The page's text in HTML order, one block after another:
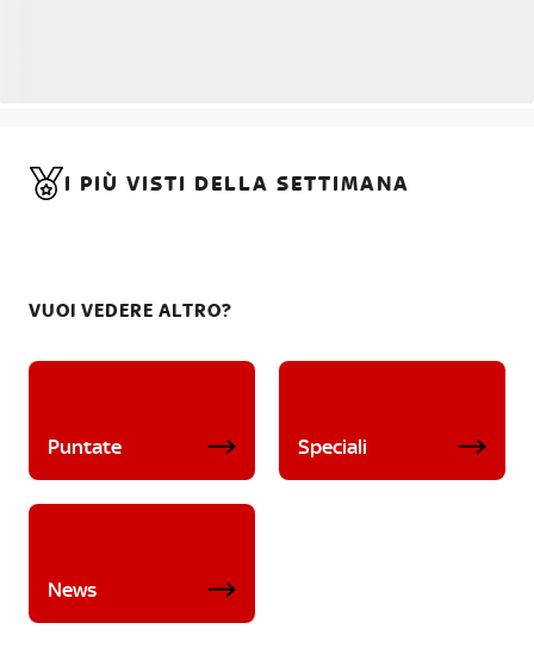
I PIÙ VISTI DELLA SETTIMANA
VUOI VEDERE ALTRO?
Puntate Speciali
News